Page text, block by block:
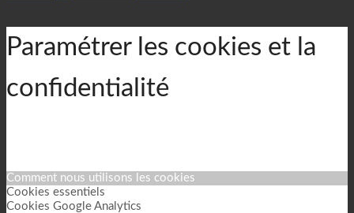
Paramétrer les cookies et la
confidentialité
Comment nous utilisons les cookies
Cookies essentiels
Cookies Google Analytics